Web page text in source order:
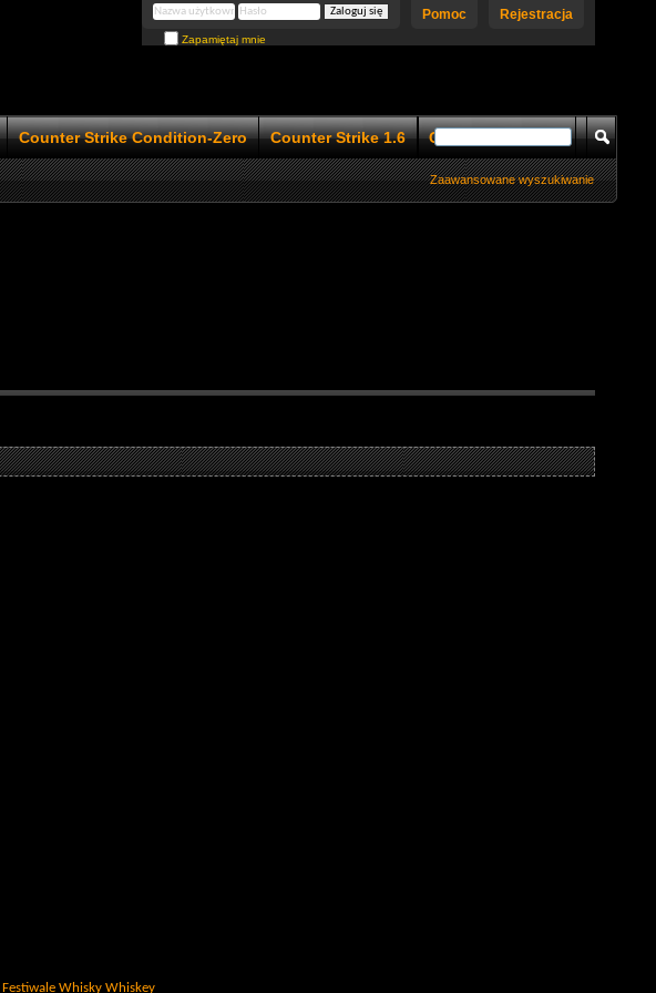
Rejestracja
Pomoc
Zapamiętaj mnie
Counter Strike Condition-Zero Counter Strike 1.6 Counter Strike 1.5
Zaawansowane wyszukiwanie
Festiwale Whisky Whiskey